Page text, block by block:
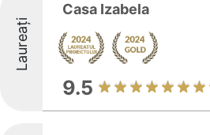
Laureați
Casa Izabela
9.5